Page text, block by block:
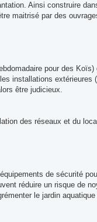
Ainsi construire
maitrisé par des
pour des
installations
être judicieux.
des réseaux et du
de sécurité
réduire un risque de
le jardin